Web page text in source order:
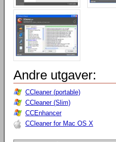
Andre utgaver:
CCleaner (portable)
CCleaner (Slim)
CCEnhancer
CCleaner for Mac OS X